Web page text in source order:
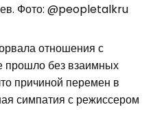
Фото: @peopletalkru
отношения с
прошло без взаимных
причиной перемен в
симпатия с режиссером